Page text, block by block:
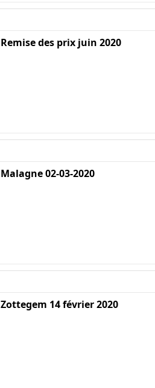
Remise des prix juin 2020
Malagne 02-03-2020
Zottegem 14 février 2020